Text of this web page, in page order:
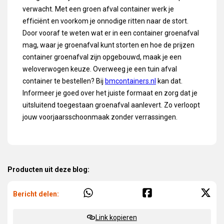
verwacht. Met een groen afval container werk je
efficiënt en voorkom je onnodige ritten naar de stort.
Door vooraf te weten wat er in een container groenafval
mag, waar je groenafval kunt storten en hoe de prijzen
container groenafval zijn opgebouwd, maak je een
weloverwogen keuze. Overweeg je een tuin afval
container te bestellen? Bij bmcontainers.nl kan dat.
Informeer je goed over het juiste formaat en zorg dat je
uitsluitend toegestaan groenafval aanlevert. Zo verloopt
jouw voorjaarsschoonmaak zonder verrassingen.
Bericht delen:
Link kopieren
Producten uit deze blog: